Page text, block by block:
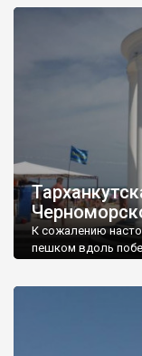
К сожалению
пешком вдоль